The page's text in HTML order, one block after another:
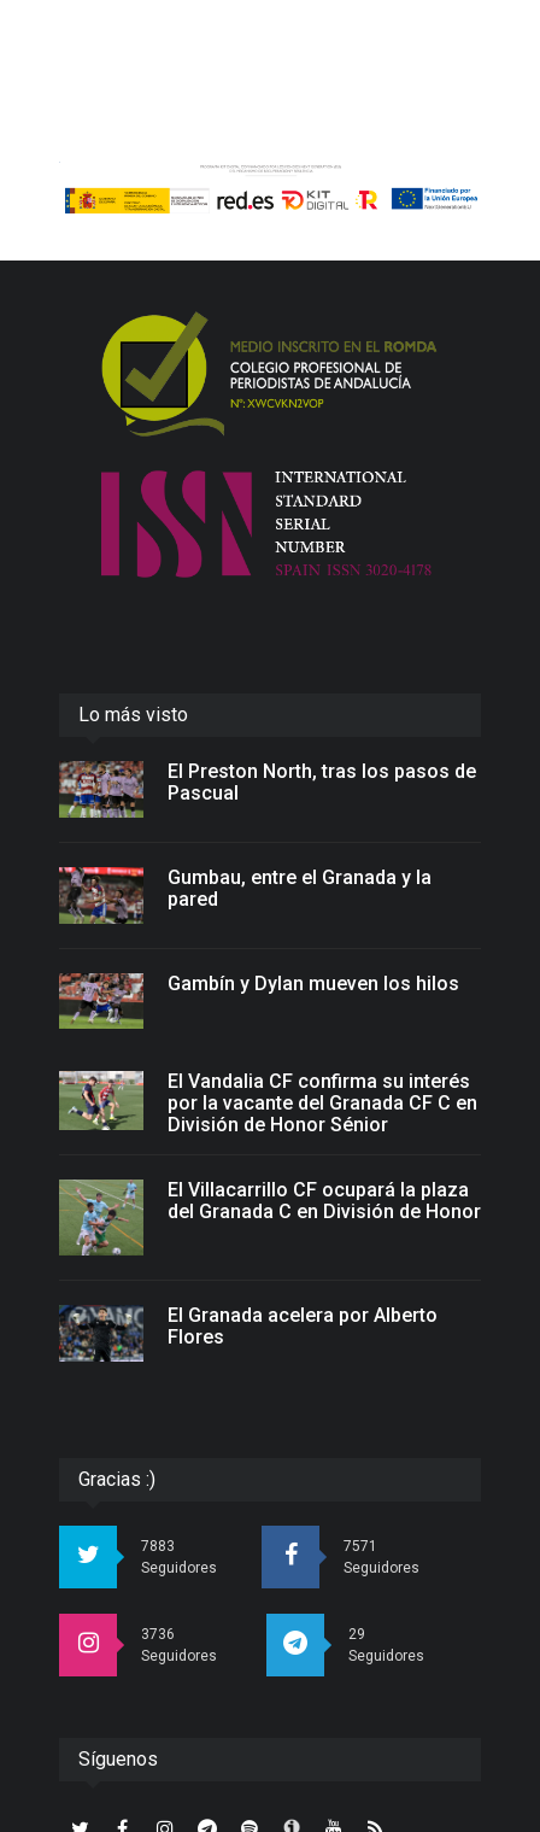
Lo más visto
El Preston North, tras los pasos de
Pascual
Gumbau, entre el Granada y la
pared
Gambín y Dylan mueven los hilos
El Vandalia CF confirma su interés
por la vacante del Granada CF C en
División de Honor Sénior
El Villacarrillo CF ocupará la plaza
del Granada C en División de Honor
El Granada acelera por Alberto
Flores
Gracias :)
7883
Seguidores
7571
Seguidores
3736
Seguidores
29
Seguidores
Síguenos